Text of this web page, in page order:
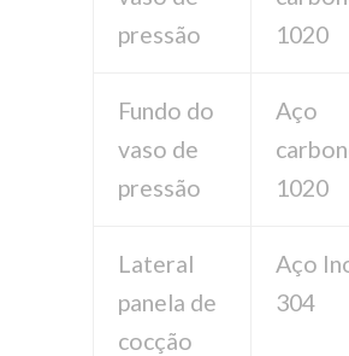
pressão
1020
Fundo do
vaso de
pressão
Aço
1020
Lateral
panela de
cocção
Aço
304